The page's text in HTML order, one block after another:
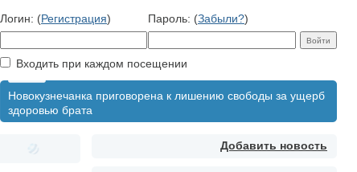
Логин: (Регистрация) Пароль: (Забыли?)
Входить при каждом посещении
Новокузнечанка приговорена к лишению свободы за ущерб
здоровью брата
Добавить новость